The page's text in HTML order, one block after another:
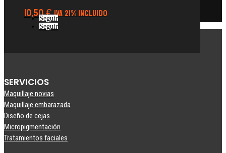
10,50€IVA 21% Incluido
Seguir
Seguir
SERVICIOS
Maquillaje novias
Maquillaje embarazada
Diseño de cejas
Micropigmentación
Tratamientos faciales